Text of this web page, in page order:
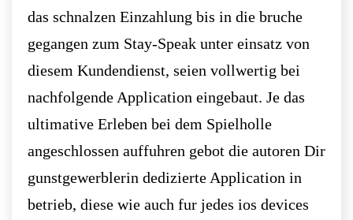
das schnalzen Einzahlung bis in die bruche
gegangen zum Stay-Speak unter einsatz von
diesem Kundendienst, seien vollwertig bei
nachfolgende Application eingebaut. Je das
ultimative Erleben bei dem Spielholle
angeschlossen auffuhren gebot die autoren Dir
gunstgewerblerin dedizierte Application in
betrieb, diese wie auch fur jedes ios devices